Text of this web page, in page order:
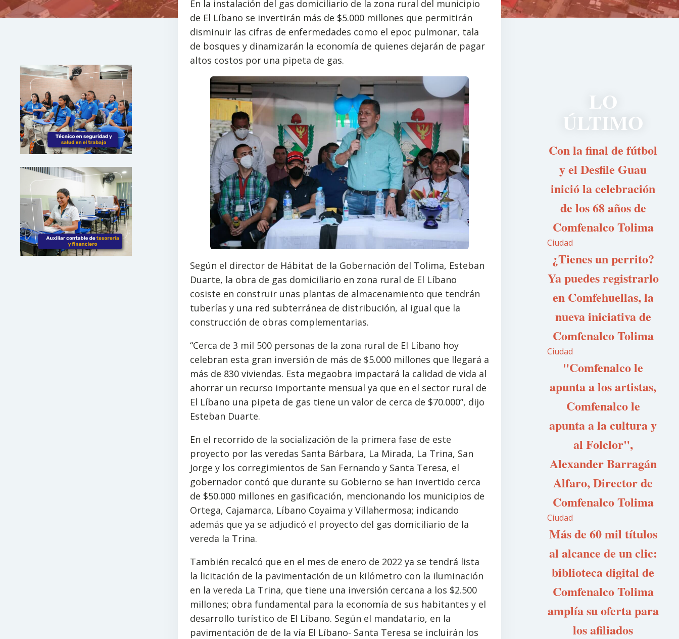
En la instalación del gas domiciliario de la zona rural del municipio
de El Líbano se invertirán más de $5.000 millones que permitirán
disminuir las cifras de enfermedades como el epoc pulmonar, tala
de bosques y dinamizarán la economía de quienes dejarán de pagar
altos costos por una pipeta de gas.
Según el director de Hábitat de la Gobernación del Tolima, Esteban
Duarte, la obra de gas domiciliario en zona rural de El Líbano
cosiste en construir unas plantas de almacenamiento que tendrán
tuberías y una red subterránea de distribución, al igual que la
construcción de obras complementarias.
“Cerca de 3 mil 500 personas de la zona rural de El Líbano hoy
celebran esta gran inversión de más de $5.000 millones que llegará a
más de 830 viviendas. Esta megaobra impactará la calidad de vida al
ahorrar un recurso importante mensual ya que en el sector rural de
El Líbano una pipeta de gas tiene un valor de cerca de $70.000”, dijo
Esteban Duarte.
En el recorrido de la socialización de la primera fase de este
proyecto por las veredas Santa Bárbara, La Mirada, La Trina, San
Jorge y los corregimientos de San Fernando y Santa Teresa, el
gobernador contó que durante su Gobierno se han invertido cerca
de $50.000 millones en gasificación, mencionando los municipios de
Ortega, Cajamarca, Líbano Coyaima y Villahermosa; indicando
además que ya se adjudicó el proyecto del gas domiciliario de la
vereda la Trina.
También recalcó que en el mes de enero de 2022 ya se tendrá lista
la licitación de la pavimentación de un kilómetro con la iluminación
en la vereda La Trina, que tiene una inversión cercana a los $2.500
millones; obra fundamental para la economía de sus habitantes y el
desarrollo turístico de El Líbano. Según el mandatario, en la
pavimentación de de la vía El Líbano- Santa Teresa se incluirán los
LO
ÚLTIMO
Con la final de fútbol
y el Desfile Guau
inició la celebración
de los 68 años de
Comfenalco Tolima
Ciudad
¿Tienes un perrito?
Ya puedes registrarlo
en Comfehuellas, la
nueva iniciativa de
Comfenalco Tolima
Ciudad
"Comfenalco le
apunta a los artistas,
Comfenalco le
apunta a la cultura y
al Folclor",
Alexander Barragán
Alfaro, Director de
Comfenalco Tolima
Ciudad
Más de 60 mil títulos
al alcance de un clic:
biblioteca digital de
Comfenalco Tolima
amplía su oferta para
los afiliados